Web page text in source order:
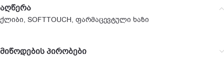
აღწერა
ქლიბი, SOFTTOUCH, ფარმაცევტული ხაზი
მიწოდების პირობები